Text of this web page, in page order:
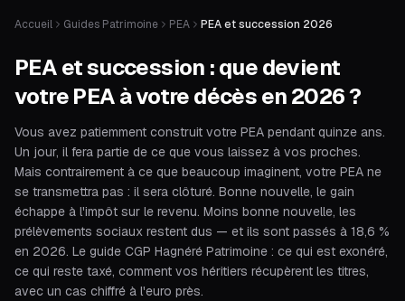
Accueil Guides Patrimoine PEA PEA et succession 2026
PEA et succession : que devient
votre PEA à votre décès en 2026 ?
Vous avez patiemment construit votre PEA pendant quinze ans.
Un jour, il fera partie de ce que vous laissez à vos proches.
Mais contrairement à ce que beaucoup imaginent, votre PEA ne
se transmettra pas : il sera clôturé. Bonne nouvelle, le gain
échappe à l'impôt sur le revenu. Moins bonne nouvelle, les
prélèvements sociaux restent dus — et ils sont passés à 18,6 %
en 2026. Le guide CGP Hagnéré Patrimoine : ce qui est exonéré,
ce qui reste taxé, comment vos héritiers récupèrent les titres,
avec un cas chiffré à l'euro près.